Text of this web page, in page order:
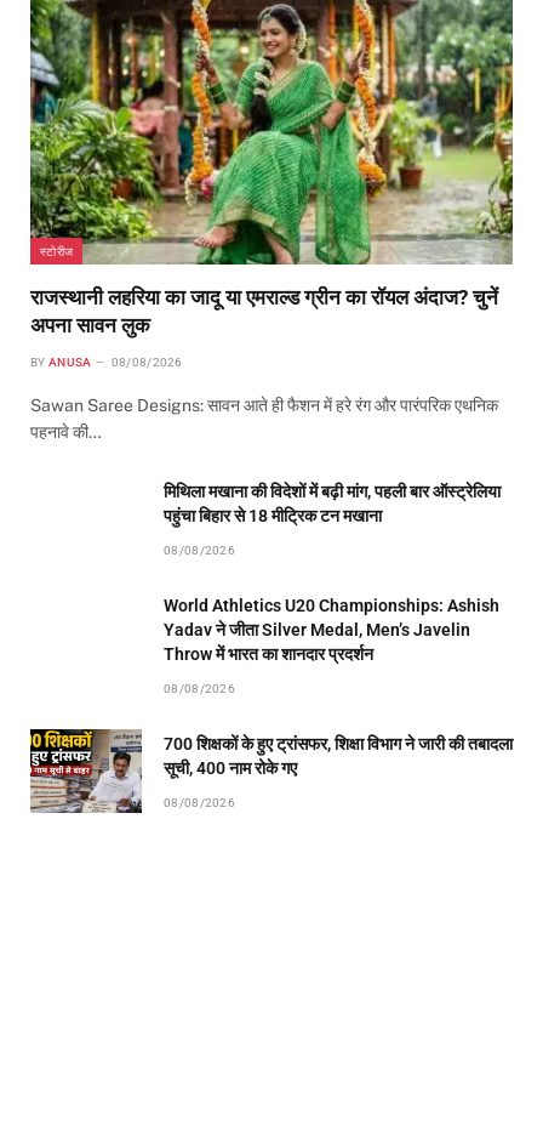
स्टोरीज
राजस्थानी लहरिया का जादू या एमराल्ड ग्रीन का रॉयल अंदाज? चुनें
अपना सावन लुक
BY ANUSA 08/08/2026
Sawan Saree Designs: सावन आते ही फैशन में हरे रंग और पारंपरिक एथनिक
पहनावे की…
मिथिला मखाना की विदेशों में बढ़ी मांग, पहली बार ऑस्ट्रेलिया
पहुंचा बिहार से 18 मीट्रिक टन मखाना
08/08/2026
World Athletics U20 Championships: Ashish
Yadav ने जीता Silver Medal, Men’s Javelin
Throw में भारत का शानदार प्रदर्शन
08/08/2026
700 शिक्षकों के हुए ट्रांसफर, शिक्षा विभाग ने जारी की तबादला
सूची, 400 नाम रोके गए
08/08/2026